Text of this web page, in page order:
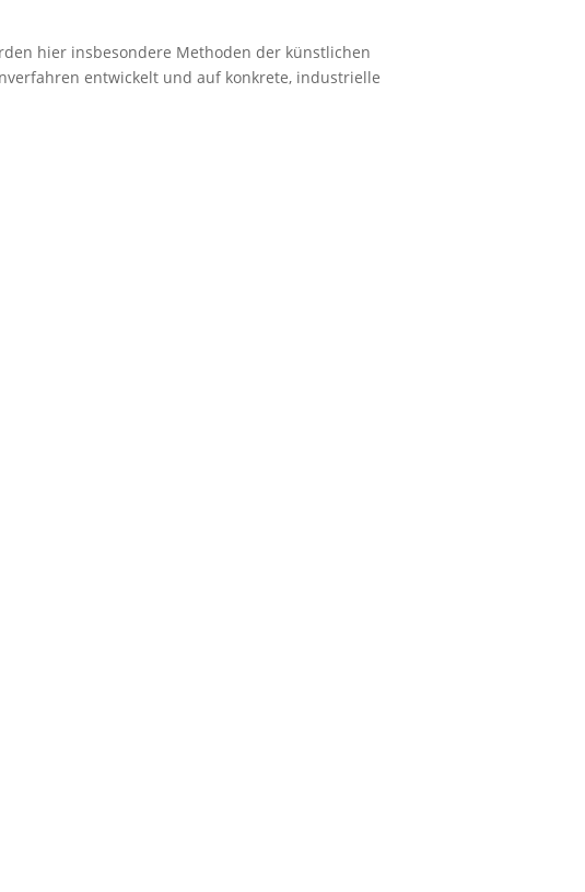
hier insbesondere Methoden der künstlichen
entwickelt und auf konkrete, industrielle